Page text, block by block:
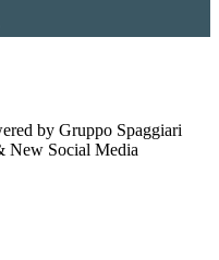
by Gruppo Spaggiari
New Social Media